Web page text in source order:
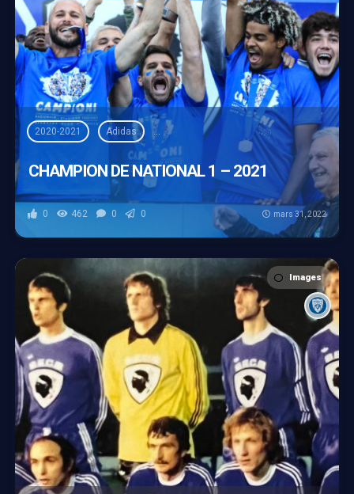
2020-2021 Adidas Championnat de France de football National
CHAMPION DE NATIONAL 1 – 2021
0 462 0 0 mars 31, 2022
Images